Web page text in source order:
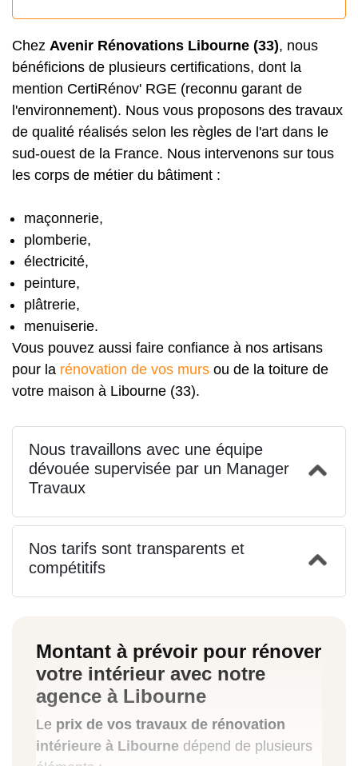
Chez Avenir Rénovations Libourne (33), nous
bénéficions de plusieurs certifications, dont la
mention CertiRénov' RGE (reconnu garant de
l'environnement). Nous vous proposons des travaux
de qualité réalisés selon les règles de l'art dans le
sud-ouest de la France. Nous intervenons sur tous
les corps de métier du bâtiment :
maçonnerie,
plomberie,
électricité,
peinture,
plâtrerie,
menuiserie.
Vous pouvez aussi faire confiance à nos artisans
pour la rénovation de vos murs ou de la toiture de
votre maison à Libourne (33).
Nous travaillons avec une équipe
dévouée supervisée par un Manager
Travaux
Nos tarifs sont transparents et
compétitifs
Montant à prévoir pour rénover
votre intérieur avec notre
agence à Libourne
Le prix de vos travaux de rénovation
intérieure à Libourne dépend de plusieurs